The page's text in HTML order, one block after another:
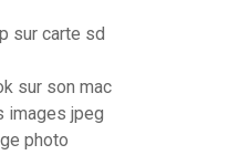
sur carte sd
sur son mac
images jpeg
photo